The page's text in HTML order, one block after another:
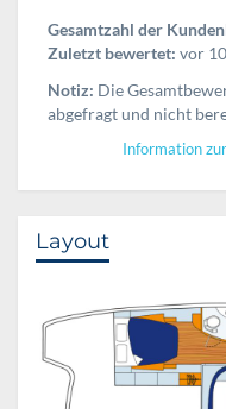
Gesamtzahl der
Zuletzt bewertet: vor
Notiz: Die
abgefragt und nicht
Information
Layout